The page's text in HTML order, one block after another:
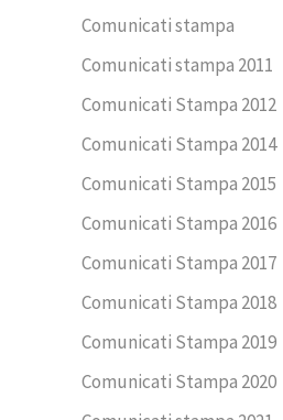
Comunicati stampa
Comunicati stampa 2011
Comunicati Stampa 2012
Comunicati Stampa 2014
Comunicati Stampa 2015
Comunicati Stampa 2016
Comunicati Stampa 2017
Comunicati Stampa 2018
Comunicati Stampa 2019
Comunicati Stampa 2020